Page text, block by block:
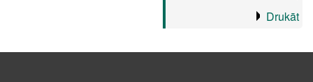
Drukāt